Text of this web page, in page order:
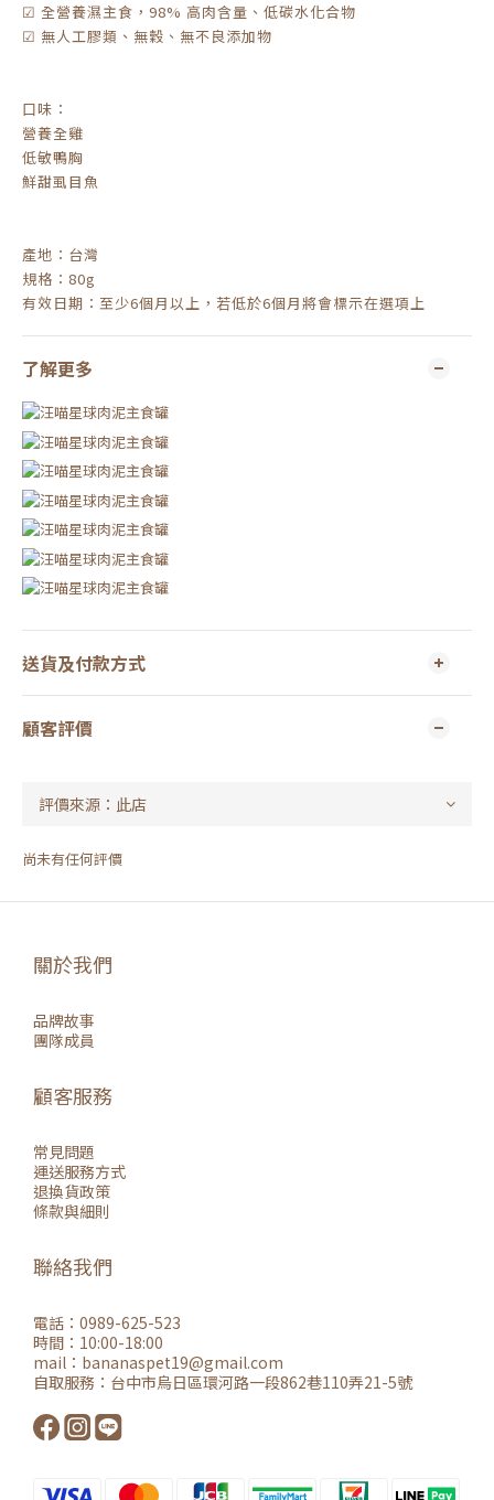
☑ 全營養濕主食，98% 高肉含量、低碳水化合物
☑ 無人工膠類、無穀、無不良添加物
口味：
營養全雞
低敏鴨胸
鮮甜虱目魚
產地：台灣
規格：80g
有效日期：至少6個月以上，若低於6個月將會標示在選項上
了解更多
送貨及付款方式
顧客評價
尚未有任何評價
關於我們
品牌故事
團隊成員
顧客服務
常見問題
運送服務方式
退換貨政策
條款與細則
聯絡我們
電話：0989-625-523
時間：10:00-18:00
mail： bananaspet19@gmail.com
自取服務： 台中市烏日區環河路一段862巷110弄21-5號